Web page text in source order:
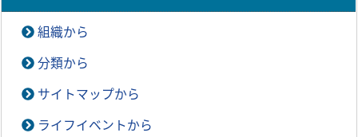
組織から
分類から
サイトマップから
ライフイベントから